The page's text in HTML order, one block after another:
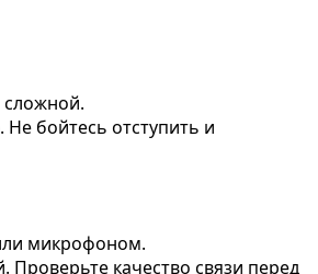
сложной.
бойтесь отступить и
микрофоном.
Проверьте качество связи перед